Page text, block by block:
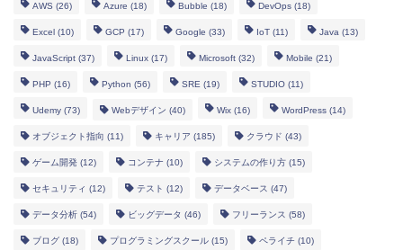
AWS (26) Azure (18) Bubble (18) DevOps (18)
Excel (10) GCP (17) Google (33) IoT (11) Java (13)
JavaScript (37) Linux (17) Microsoft (32) Mobile (21)
PHP (16) Python (56) SRE (19) STUDIO (11)
Udemy (73) Webデザイン (40) Wix (16) WordPress (14)
オブジェクト指向 (11) キャリア (185) クラウド (43)
ゲーム開発 (12) コンテナ (10) システムの作り方 (15)
セキュリティ (12) テスト (12) データベース (47)
データ分析 (54) ビッグデータ (46) フリーランス (58)
ブログ (18) プログラミングスクール (15) ペライチ (10)